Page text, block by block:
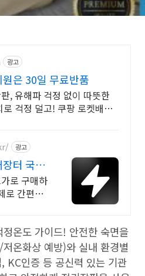
광고
은 30일 무료반품
, 유해파 걱정 없이 따뜻한
걱정 덜고! 쿠팡 로켓배송
광고
터 국내
로 구매하
로 간편하
온도 가이드! 안전한 숙면을
온화상 예방)와 실내 환경별
KC인증 등 공신력 있는 기관